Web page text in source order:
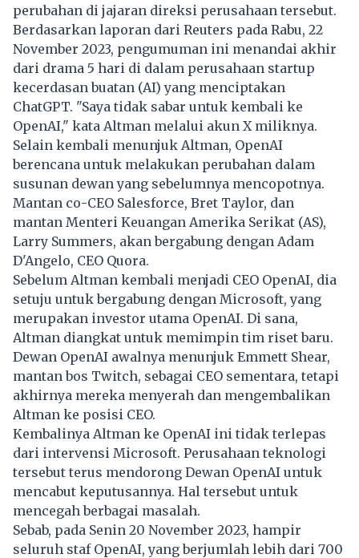
perubahan di jajaran direksi perusahaan tersebut.
Berdasarkan laporan dari Reuters pada Rabu, 22
November 2023, pengumuman ini menandai akhir
dari drama 5 hari di dalam perusahaan startup
kecerdasan buatan (AI) yang menciptakan
ChatGPT. "Saya tidak sabar untuk kembali ke
OpenAI," kata Altman melalui akun X miliknya.
Selain kembali menunjuk Altman, OpenAI
berencana untuk melakukan perubahan dalam
susunan dewan yang sebelumnya mencopotnya.
Mantan co-CEO Salesforce, Bret Taylor, dan
mantan Menteri Keuangan Amerika Serikat (AS),
Larry Summers, akan bergabung dengan Adam
D'Angelo, CEO Quora.
Sebelum Altman kembali menjadi CEO OpenAI, dia
setuju untuk bergabung dengan Microsoft, yang
merupakan investor utama OpenAI. Di sana,
Altman diangkat untuk memimpin tim riset baru.
Dewan OpenAI awalnya menunjuk Emmett Shear,
mantan bos Twitch, sebagai CEO sementara, tetapi
akhirnya mereka menyerah dan mengembalikan
Altman ke posisi CEO.
Kembalinya Altman ke OpenAI ini tidak terlepas
dari intervensi Microsoft. Perusahaan teknologi
tersebut terus mendorong Dewan OpenAI untuk
mencabut keputusannya. Hal tersebut untuk
mencegah berbagai masalah.
Sebab, pada Senin 20 November 2023, hampir
seluruh staf OpenAI, yang berjumlah lebih dari 700